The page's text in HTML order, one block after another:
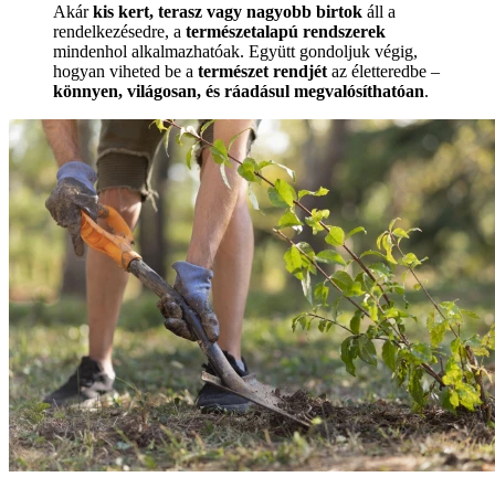
Akárkis kert, terasz vagy nagyobb birtok áll a
rendelkezésedre, a természetalapú rendszerek
mindenhol alkalmazhatóak. Együtt gondoljuk végig,
hogyan viheted be a természet rendjét az életteredbe –
könnyen, világosan, és ráadásul megvalósíthatóan.